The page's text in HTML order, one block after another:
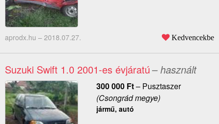
aprodx.hu – 2018.07.27. Kedvencekbe
Suzuki Swift 1.0 2001-es évjáratú– használt
300 000 Ft– Pusztaszer
(Csongrád megye)
jármű, autó